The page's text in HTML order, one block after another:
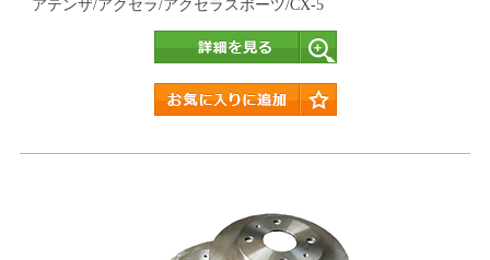
アテンザ/アクセラ/アクセラスポーツ/CX-5